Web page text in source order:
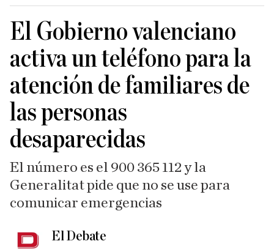
El Gobierno valenciano
activa un teléfono para la
atención de familiares de
las personas
desaparecidas
El número es el 900 365 112 y la
Generalitat pide que no se use para
comunicar emergencias
El Debate